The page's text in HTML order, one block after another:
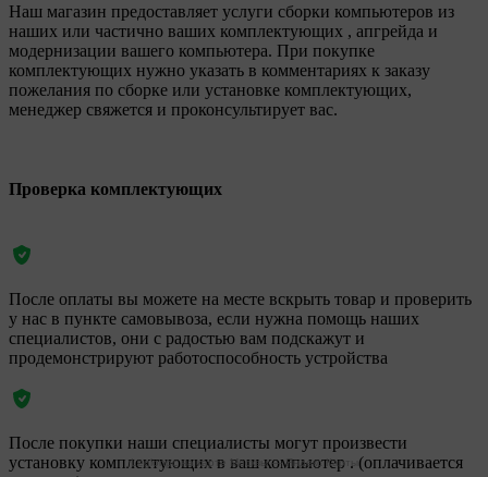
Наш магазин предоставляет услуги сборки компьютеров из
наших или частично ваших комплектующих , апгрейда и
модернизации вашего компьютера. При покупке
комплектующих нужно указать в комментариях к заказу
пожелания по сборке или установке комплектующих,
менеджер свяжется и проконсультирует вас.
Проверка комплектующих
После оплаты вы можете на месте вскрыть товар и проверить
у нас в пункте самовывоза, если нужна помощь наших
специалистов, они с радостью вам подскажут и
продемонстрируют работоспособность устройства
После покупки наши специалисты могут произвести
установку комплектующих в ваш компьютер . (оплачивается
Legionpc на карте Москвы — Яндекс Карты